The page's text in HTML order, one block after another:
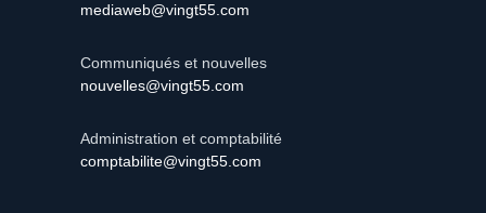
mediaweb@vingt55.com
Communiqués et nouvelles
nouvelles@vingt55.com
Administration et comptabilité
comptabilite@vingt55.com